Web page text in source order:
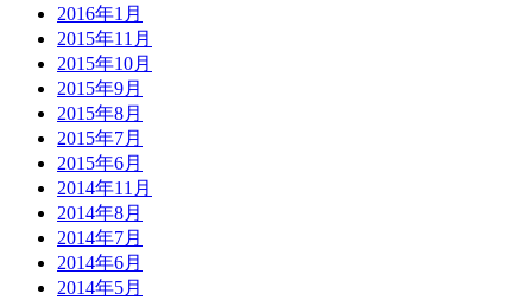
2016年1月
2015年11月
2015年10月
2015年9月
2015年8月
2015年7月
2015年6月
2014年11月
2014年8月
2014年7月
2014年6月
2014年5月